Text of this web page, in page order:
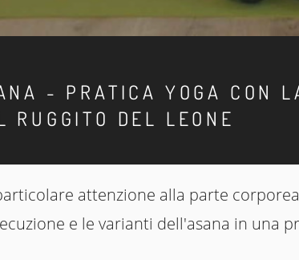
- PRATICA YOGA CON
RUGGITO DEL LEONE
attenzione alla parte
e le varianti dell'asana in una